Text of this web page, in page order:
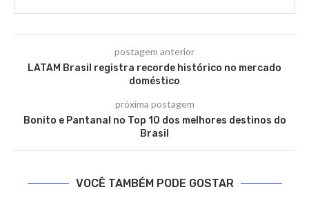
postagem anterior
LATAM Brasil registra recorde histórico no mercado
doméstico
próxima postagem
Bonito e Pantanal no Top 10 dos melhores destinos do
Brasil
VOCÊ TAMBÉM PODE GOSTAR